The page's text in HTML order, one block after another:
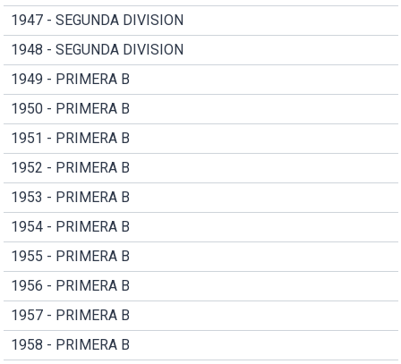
1947 - SEGUNDA DIVISION
1948 - SEGUNDA DIVISION
1949 - PRIMERA B
1950 - PRIMERA B
1951 - PRIMERA B
1952 - PRIMERA B
1953 - PRIMERA B
1954 - PRIMERA B
1955 - PRIMERA B
1956 - PRIMERA B
1957 - PRIMERA B
1958 - PRIMERA B